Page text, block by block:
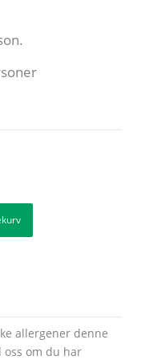
allergener denne
om du har